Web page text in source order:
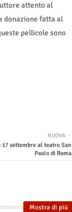
attento al
donazione fatta al
pellicole sono
NUOVA
17 settembre al teatro San
Paolo di Roma
Mostra di più